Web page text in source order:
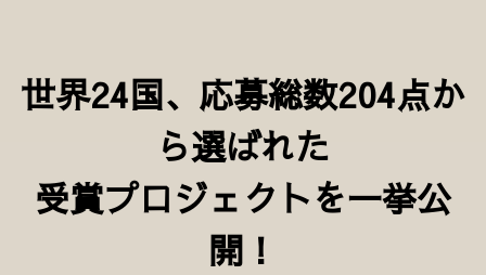
世界24国、応募総数204点か
ら選ばれた
受賞プロジェクトを一挙公
開！